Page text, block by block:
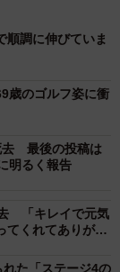
順調に伸びていま
歳のゴルフ姿に衝
去 最後の投稿は
明るく報告
「キレイで元気
てくれてありがと
た「ステージ4の